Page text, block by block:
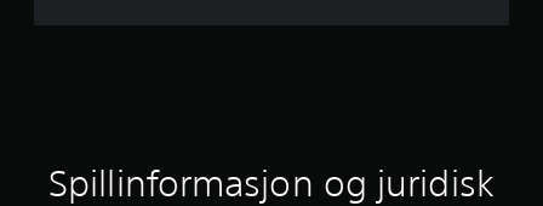
s
t
Spillinformasjon og juridisk